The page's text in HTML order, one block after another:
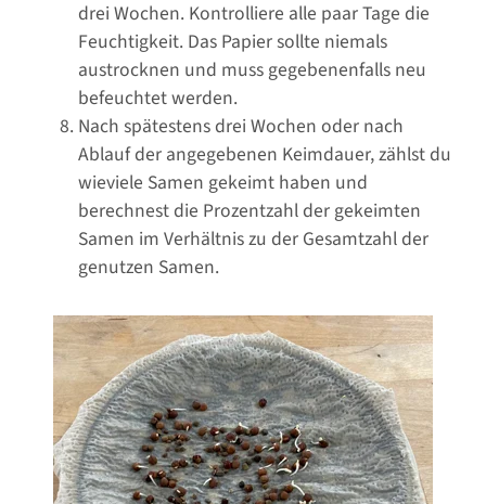
drei Wochen. Kontrolliere alle paar Tage die
Feuchtigkeit. Das Papier sollte niemals
austrocknen und muss gegebenenfalls neu
befeuchtet werden.
Nach spätestens drei Wochen oder nach
Ablauf der angegebenen Keimdauer, zählst du
wieviele Samen gekeimt haben und
berechnest die Prozentzahl der gekeimten
Samen im Verhältnis zu der Gesamtzahl der
genutzen Samen.